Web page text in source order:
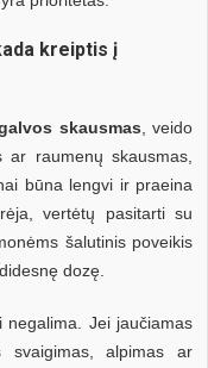
kreiptis į
skausmas , veido
ar raumenų skausmas,
būna lengvi ir praeina
vertėtų pasitarti su
šalutinis poveikis
dozę.
Jei jaučiamas
svaigimas, alpimas ar